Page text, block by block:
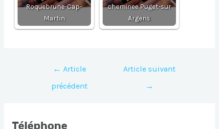
Roquebrune-Cap-
Martin
cheminee Puget-sur
Argens
Navigation
l’article
← Article
précédent
Article suivant
→
Téléphone